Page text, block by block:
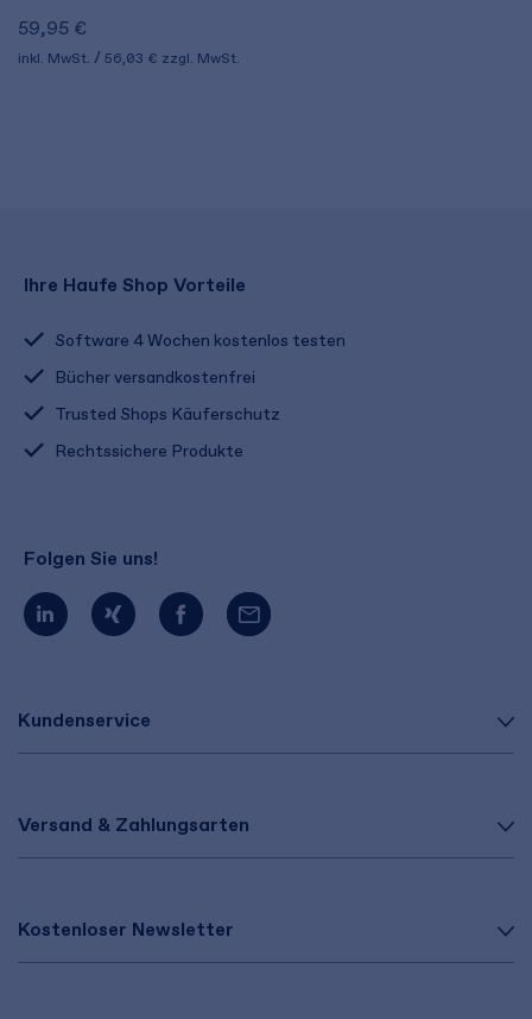
59,95 €
inkl. MwSt. 56,03 € zzgl. MwSt.
Kundenservice
Versand & Zahlungsarten
Kostenloser Newsletter
Ihre Haufe Shop Vorteile
Software 4 Wochen kostenlos testen
Bücher versandkostenfrei
Trusted Shops Käuferschutz
Rechtssichere Produkte
Folgen Sie uns!